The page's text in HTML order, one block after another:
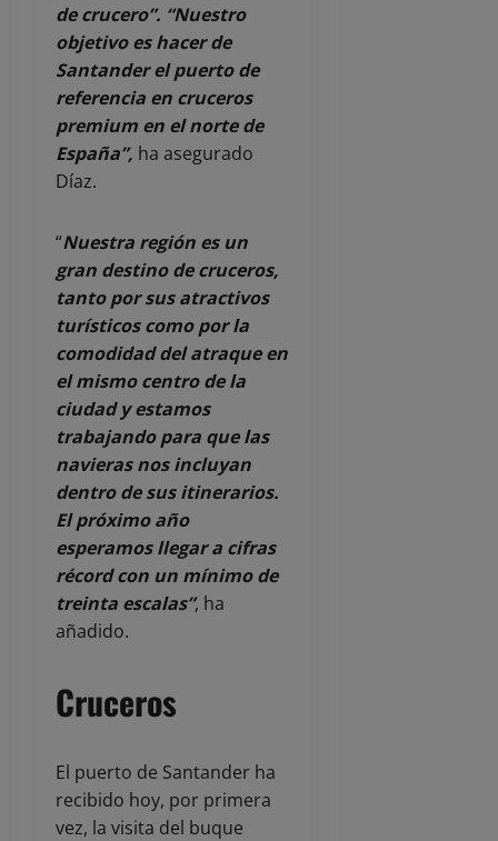
de crucero”. “Nuestro
objetivo es hacer de
Santander el puerto de
referencia en cruceros
premium en el norte de
España”, ha asegurado
Díaz.
“Nuestra región es un
gran destino de cruceros,
tanto por sus atractivos
turísticos como por la
comodidad del atraque en
el mismo centro de la
ciudad y estamos
trabajando para que las
navieras nos incluyan
dentro de sus itinerarios.
El próximo año
esperamos llegar a cifras
récord con un mínimo de
treinta escalas”, ha
añadido.
Cruceros
El puerto de Santander ha
recibido hoy, por primera
vez, la visita del buque